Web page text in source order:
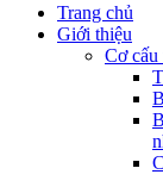
Trang chủ
Giới thiệu
Cơ